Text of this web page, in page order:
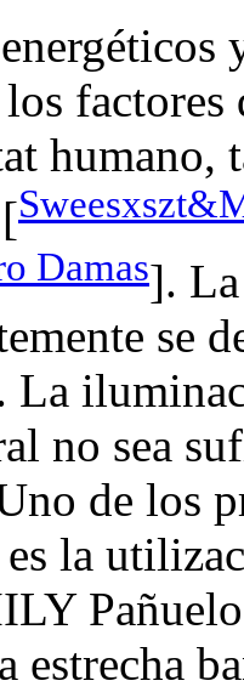
humano,
Damas].
se
no sea
de los
la
estrecha